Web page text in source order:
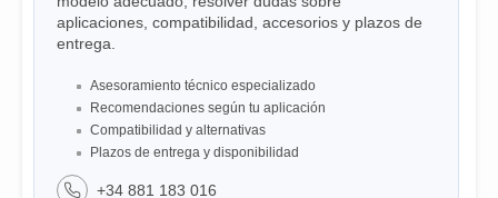
aplicaciones, compatibilidad, accesorios y plazos de
entrega.
Asesoramiento técnico especializado
Recomendaciones según tu aplicación
Compatibilidad y alternativas
Plazos de entrega y disponibilidad
+34 881 183 016